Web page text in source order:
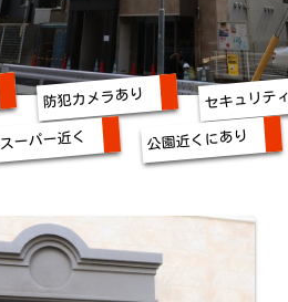
防犯カメラあり セキュリテ
スーパー近く 公園近くにあり